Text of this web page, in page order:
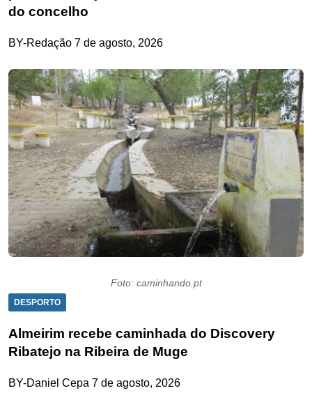
do concelho
BY-Redação 7 de agosto, 2026
Foto: caminhando.pt
DESPORTO
Almeirim recebe caminhada do Discovery
Ribatejo na Ribeira de Muge
BY-Daniel Cepa 7 de agosto, 2026